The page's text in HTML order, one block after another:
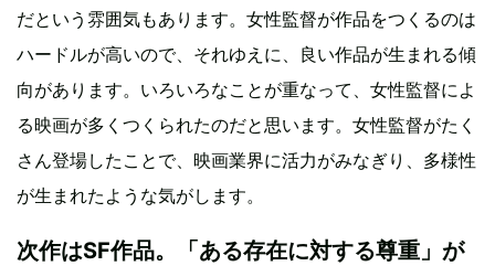
だという雰囲気もあります。女性監督が作品をつくるのは
ハードルが高いので、それゆえに、良い作品が生まれる傾
向があります。いろいろなことが重なって、女性監督によ
る映画が多くつくられたのだと思います。女性監督がたく
さん登場したことで、映画業界に活力がみなぎり、多様性
が生まれたような気がします。
次作はSF作品。「ある存在に対する尊重」が